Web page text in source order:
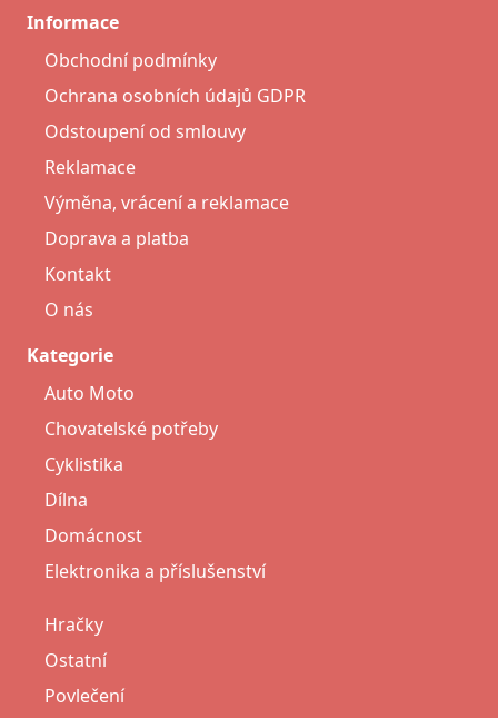
Informace
Obchodní podmínky
Ochrana osobních údajů GDPR
Odstoupení od smlouvy
Reklamace
Výměna, vrácení a reklamace
Doprava a platba
Kontakt
O nás
Kategorie
Auto Moto
Chovatelské potřeby
Cyklistika
Dílna
Domácnost
Elektronika a příslušenství
Hračky
Ostatní
Povlečení